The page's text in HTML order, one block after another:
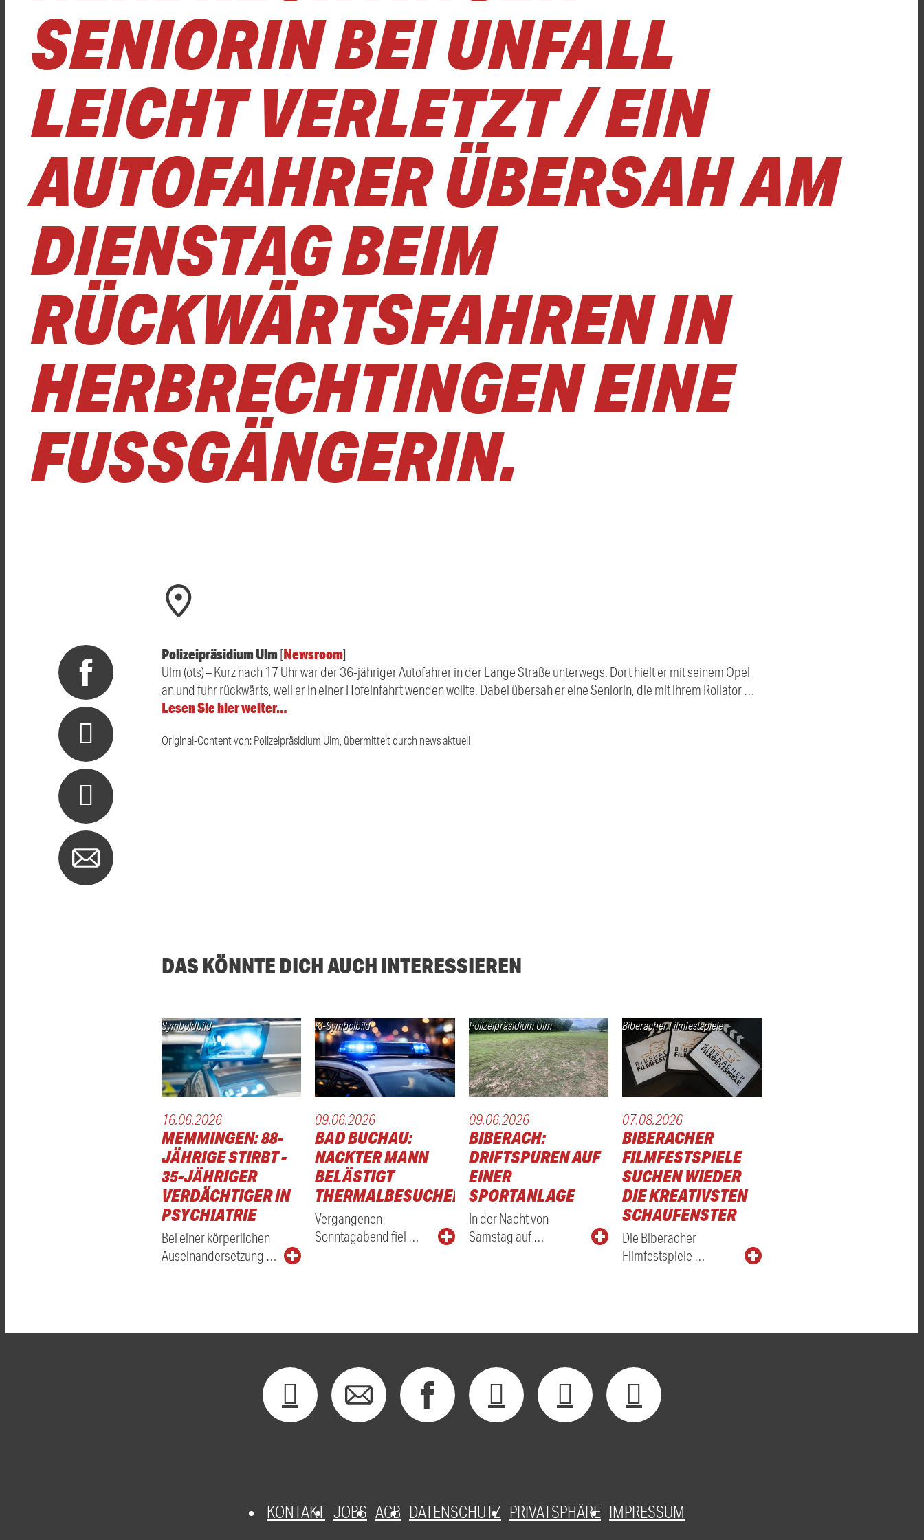
SENIORIN BEI UNFALL
LEICHT VERLETZT / EIN
AUTOFAHRER ÜBERSAH AM
DIENSTAG BEIM
RÜCKWÄRTSFAHREN IN
HERBRECHTINGEN EINE
FUSSGÄNGERIN.
Polizeipräsidium Ulm[Newsroom]
Ulm (ots) – Kurz nach 17 Uhr war der 36-jähriger Autofahrer in der Lange Straße unterwegs. Dort hielt er mit seinem Opel
an und fuhr rückwärts, weil er in einer Hofeinfahrt wenden wollte. Dabei übersah er eine Seniorin, die mit ihrem Rollator …
Lesen Sie hier weiter…
Original-Content von: Polizeipräsidium Ulm, übermittelt durch news aktuell
DAS KÖNNTE DICH AUCH INTERESSIEREN
Symboldbild
16.06.2026
MEMMINGEN: 88-
JÄHRIGE STIRBT -
35-JÄHRIGER
VERDÄCHTIGER IN
PSYCHIATRIE
Bei einer körperlichen
Auseinandersetzung …
KI-Symbolbild
09.06.2026
BAD BUCHAU:
NACKTER MANN
BELÄSTIGT
THERMALBESUCHER
Vergangenen
Sonntagabend fiel …
Polizeipräsidium Ulm
09.06.2026
BIBERACH:
DRIFTSPUREN AUF
EINER
SPORTANLAGE
In der Nacht von
Samstag auf …
Biberacher Filmfestspiele
07.08.2026
BIBERACHER
FILMFESTSPIELE
SUCHEN WIEDER
DIE KREATIVSTEN
SCHAUFENSTER
Die Biberacher
Filmfestspiele …
KONTAKT JOBS AGB DATENSCHUTZ PRIVATSPHÄRE IMPRESSUM